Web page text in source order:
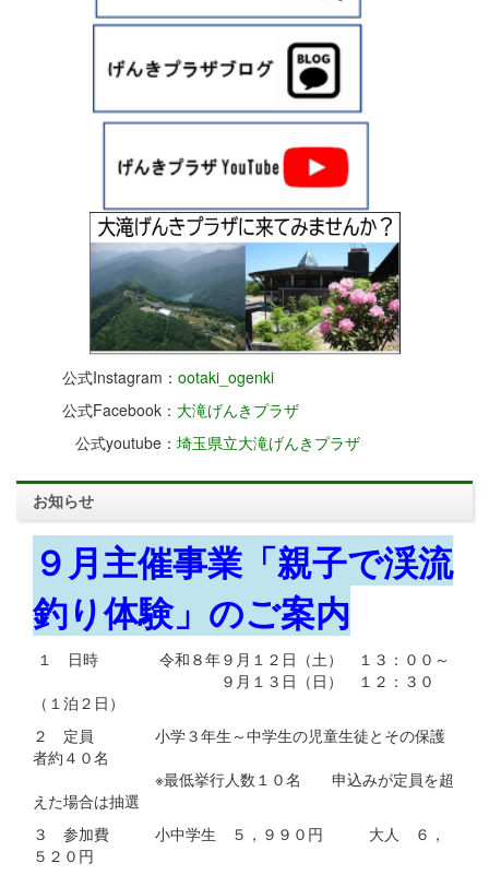
公式Instagram： ootaki_ogenki
公式Facebook： 大滝げんきプラザ
公式youtube： 埼玉県立大滝げんきプラザ
お知らせ
９月主催事業「親子で渓流
釣り体験」のご案内
１ 日時 令和８年９月１２日（土） １３：００～
９月１３日（日） １２：３０
（１泊２日）
２ 定員 小学３年生～中学生の児童生徒とその保護
者約４０名
※最低挙行人数１０名 申込みが定員を超
えた場合は抽選
３ 参加費 小中学生 ５，９９０円 大人 ６，
５２０円